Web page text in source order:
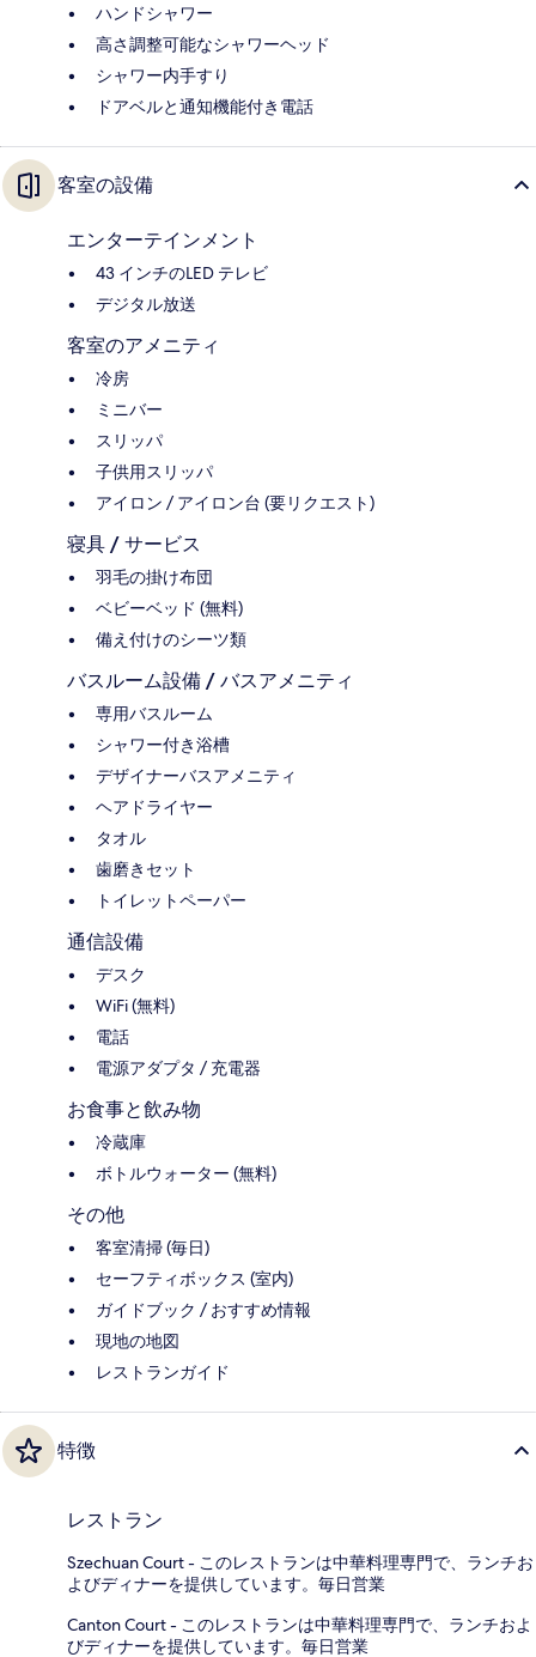
ハンドシャワー
高さ調整可能なシャワーヘッド
シャワー内手すり
ドアベルと通知機能付き電話
客室の設備
エンターテインメント
43 インチのLED テレビ
デジタル放送
客室のアメニティ
冷房
ミニバー
スリッパ
子供用スリッパ
アイロン / アイロン台 (要リクエスト)
寝具 / サービス
羽毛の掛け布団
ベビーベッド (無料)
備え付けのシーツ類
バスルーム設備 / バスアメニティ
専用バスルーム
シャワー付き浴槽
デザイナーバスアメニティ
ヘアドライヤー
タオル
歯磨きセット
トイレットペーパー
通信設備
デスク
WiFi (無料)
電話
電源アダプタ / 充電器
お食事と飲み物
冷蔵庫
ボトルウォーター (無料)
その他
客室清掃 (毎日)
セーフティボックス (室内)
ガイドブック / おすすめ情報
現地の地図
レストランガイド
特徴
レストラン
Szechuan Court - このレストランは中華料理専門で、ランチお
よびディナーを提供しています。毎日営業
Canton Court - このレストランは中華料理専門で、ランチおよ
びディナーを提供しています。毎日営業